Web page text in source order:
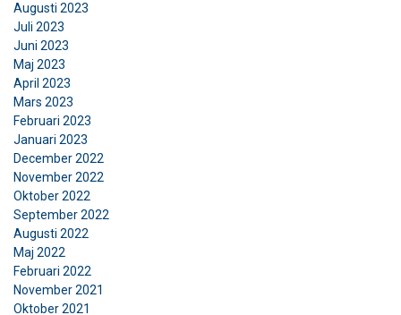
Augusti 2023
Juli 2023
Juni 2023
Maj 2023
April 2023
Mars 2023
Februari 2023
Januari 2023
December 2022
November 2022
Oktober 2022
September 2022
Augusti 2022
Maj 2022
Februari 2022
November 2021
Oktober 2021
Denna webbplats använder
cookies